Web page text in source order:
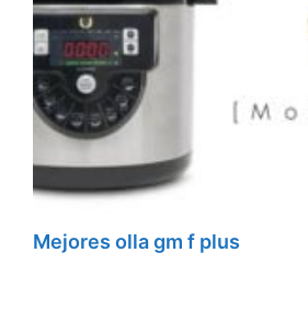
Mejores olla gm f plus